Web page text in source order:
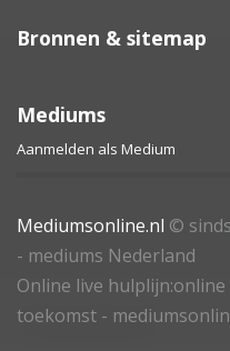
Bronnen & sitemap
Mediums
Aanmelden als Medium
Mediumsonline.nl ©
- mediums Nederland
Online live
toekomst -